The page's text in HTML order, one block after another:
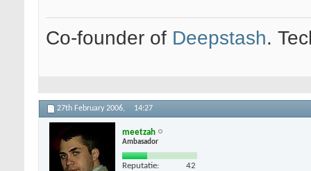
Co-founder of Deepstash.
27th February 2006, 14:27
meetzah
Ambasador
Reputatie: 42